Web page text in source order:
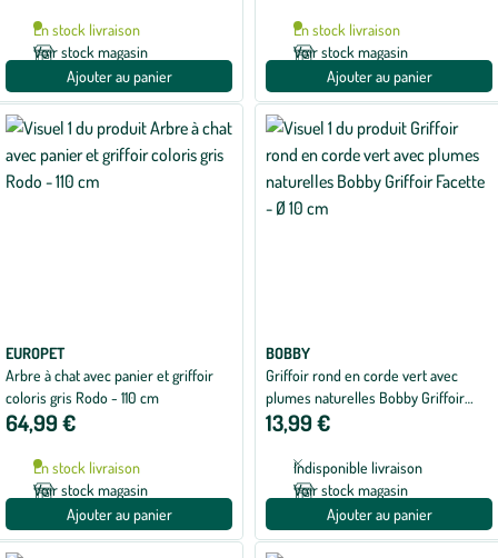
En stock livraison
Voir stock magasin
Ajouter au panier
En stock livraison
Voir stock magasin
Ajouter au panier
EUROPET
Arbre à chat avec panier et griffoir
coloris gris Rodo - 110 cm
64,99 €
En stock livraison
Voir stock magasin
Ajouter au panier
BOBBY
Griffoir rond en corde vert avec
plumes naturelles Bobby Griffoir
Facette - Ø 10 cm
13,99 €
Indisponible livraison
Voir stock magasin
Ajouter au panier